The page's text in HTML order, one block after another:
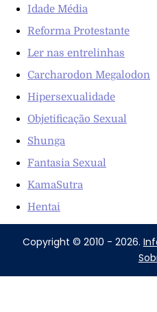
Idade Média
Reforma Protestante
Ler nas entrelinhas
Carcharodon Megalodon
Hipersexualidade
Objetificação Sexual
Shunga
Fantasia Sexual
KamaSutra
Hentai
Copyright © 2010 - 2026.